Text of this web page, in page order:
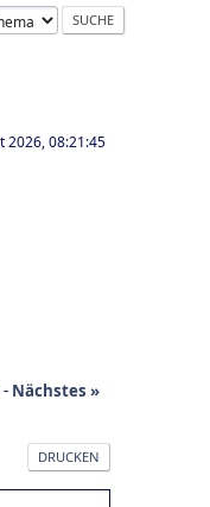
2026, 08:21:45
- Nächstes »
DRUCKEN